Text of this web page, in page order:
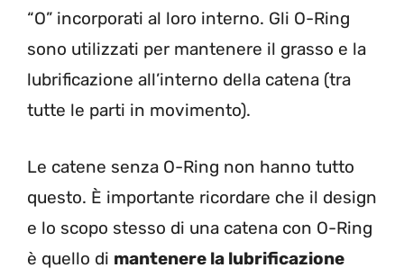
“O” incorporati al loro interno. Gli O-Ring
sono utilizzati per mantenere il grasso e la
lubrificazione all’interno della catena (tra
tutte le parti in movimento).
Le catene senza O-Ring non hanno tutto
questo. È importante ricordare che il design
e lo scopo stesso di una catena con O-Ring
è quello di mantenere la lubrificazione